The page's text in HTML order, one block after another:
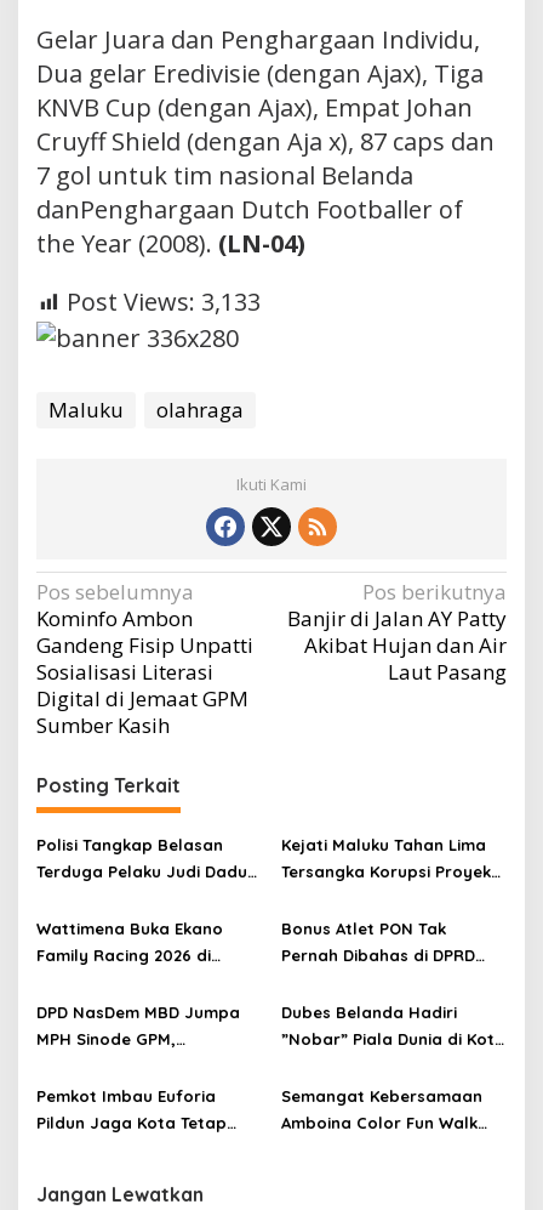
Gelar Juara dan Penghargaan Individu,
Dua gelar Eredivisie (dengan Ajax), Tiga
KNVB Cup (dengan Ajax), Empat Johan
Cruyff Shield (dengan Aja x), 87 caps dan
7 gol untuk tim nasional Belanda
danPenghargaan Dutch Footballer of
the Year (2008). (LN-04)
Post Views: 3,133
Maluku olahraga
Ikuti Kami
Navigasi
pos
Pos sebelumnya
Kominfo Ambon
Gandeng Fisip Unpatti
Sosialisasi Literasi
Digital di Jemaat GPM
Sumber Kasih
Pos berikutnya
Banjir di Jalan AY Patty
Akibat Hujan dan Air
Laut Pasang
Posting Terkait
Polisi Tangkap Belasan
Terduga Pelaku Judi Dadu
Setoran Rp5 Juta dan
Selisih Barang Bukti
Kejati Maluku Tahan Lima
Tersangka Korupsi Proyek
Miliar
Wattimena Buka Ekano
Family Racing 2026 di
Bonus Atlet PON Tak
Pernah Dibahas di DPRD
DPD NasDem MBD Jumpa
MPH Sinode GPM,
dan Permohonan Maaf
Dubes Belanda Hadiri
”Nobar” Piala Dunia di Kota
Pemkot Imbau Euforia
Pildun Jaga Kota Tetap
Semangat Kebersamaan
Amboina Color Fun Walk
Jangan Lewatkan